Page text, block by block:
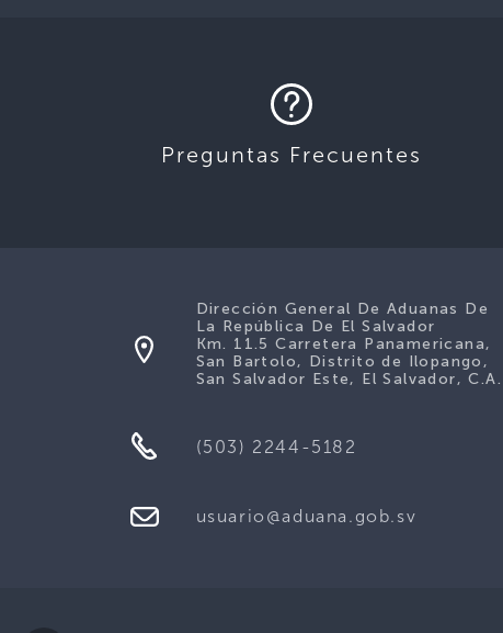
Preguntas Frecuentes
Dirección General De Aduanas De
La República De El Salvador
Km. 11.5 Carretera Panamericana,
San Bartolo, Distrito de Ilopango,
San Salvador Este, El Salvador, C.A.
(503) 2244-5182
usuario@aduana.gob.sv